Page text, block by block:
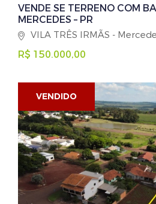
VENDE SE TERRENO COM
MERCEDES – PR
VILA TRÊS IRMÃS -
R$ 150.000,00
VENDIDO